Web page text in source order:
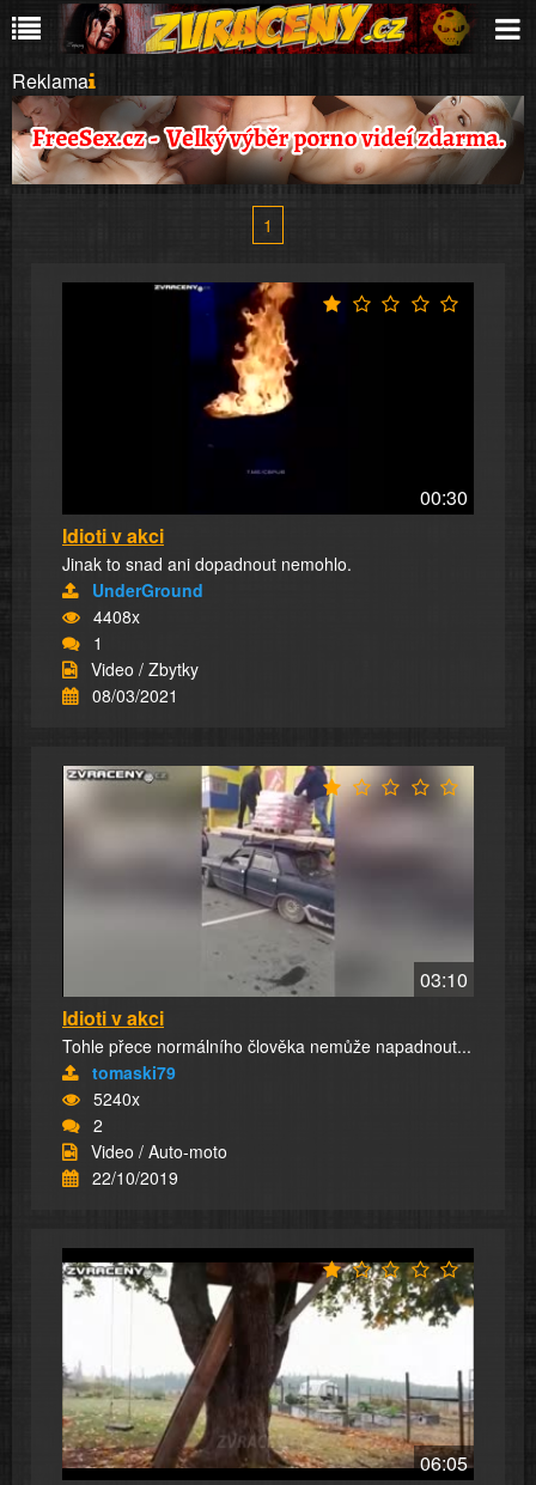
Reklama
1
00:30
Idioti v akci
Jinak to snad ani dopadnout nemohlo.
UnderGround
4408x
1
Video / Zbytky
08/03/2021
03:10
Idioti v akci
Tohle přece normálního člověka nemůže napadnout...
tomaski79
5240x
2
Video / Auto-moto
22/10/2019
06:05